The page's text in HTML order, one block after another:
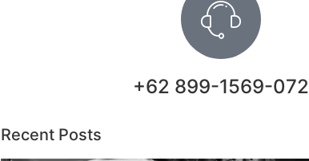
+62 899-1569-072
Recent Posts